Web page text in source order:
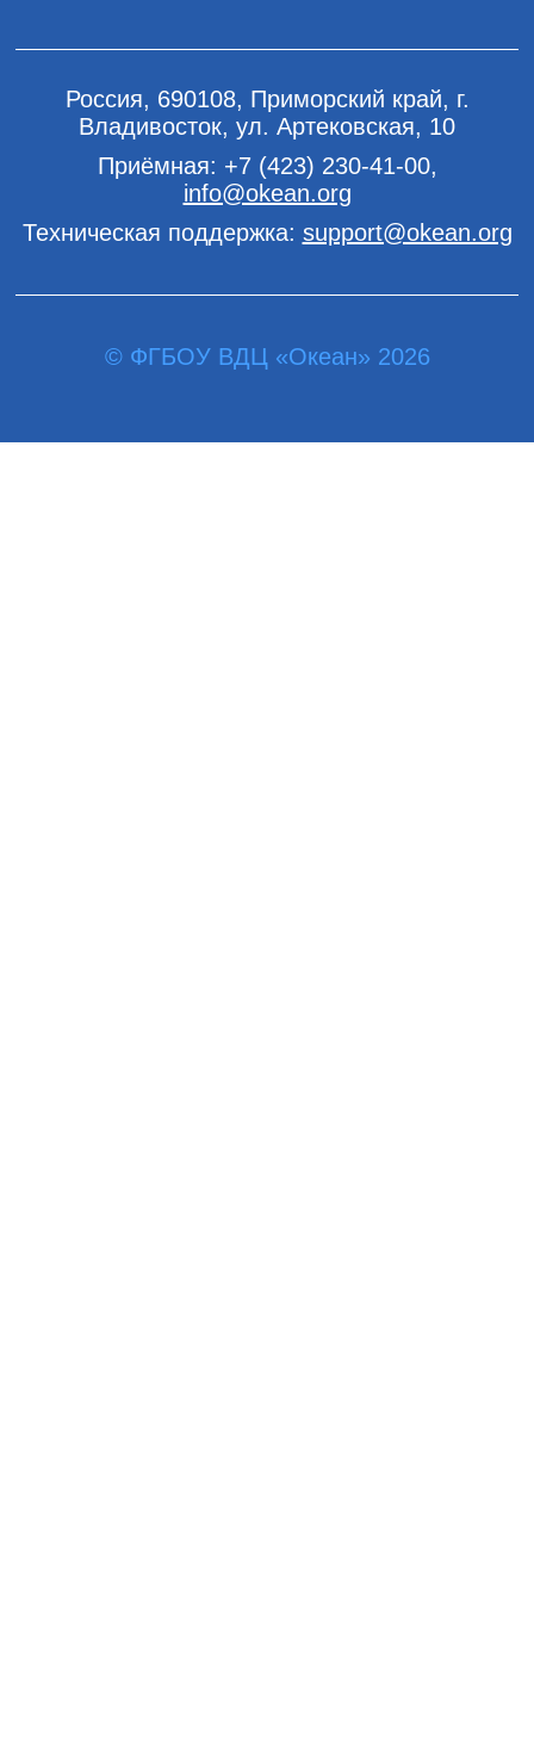
Россия, 690108, Приморский край, г.
Владивосток, ул. Артековская, 10
Приёмная: +7 (423) 230-41-00,
info@okean.org
Техническая поддержка: support@okean.org
© ФГБОУ ВДЦ «Океан» 2026